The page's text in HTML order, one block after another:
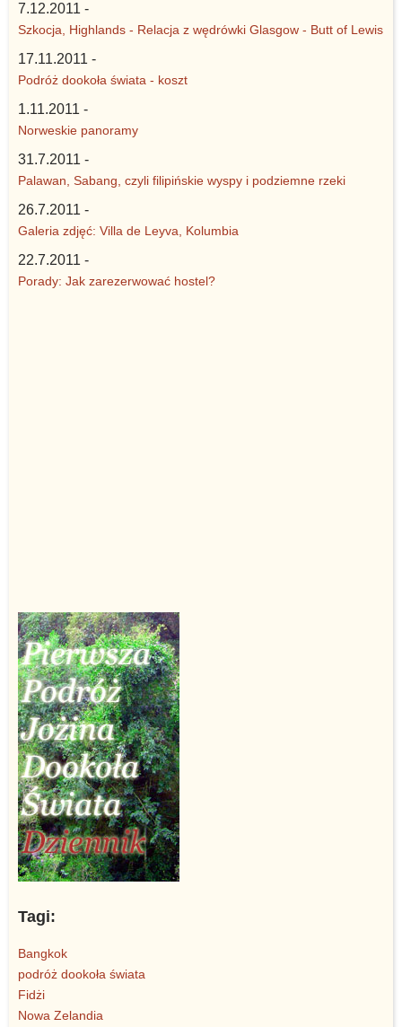
7.12.2011 -
Szkocja, Highlands - Relacja z wędrówki Glasgow - Butt of Lewis
17.11.2011 -
Podróż dookoła świata - koszt
1.11.2011 -
Norweskie panoramy
31.7.2011 -
Palawan, Sabang, czyli filipińskie wyspy i podziemne rzeki
26.7.2011 -
Galeria zdjęć: Villa de Leyva, Kolumbia
22.7.2011 -
Porady: Jak zarezerwować hostel?
Tagi:
Bangkok
podróż dookoła świata
Fidżi
Nowa Zelandia